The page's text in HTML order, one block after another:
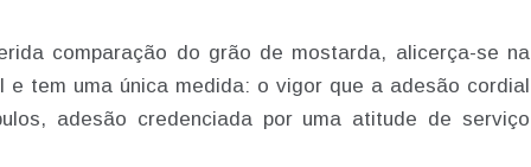
comparação do grão de mostarda, alicerça-se na
e tem uma única medida: o vigor que a adesão cordial
adesão credenciada por uma atitude de serviço